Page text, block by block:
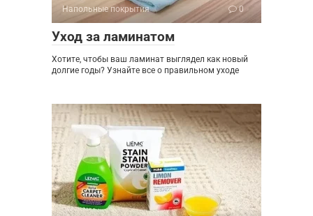
Напольные покрытия 0
Уход за ламинатом
Хотите, чтобы ваш ламинат выглядел как новый
долгие годы? Узнайте все о правильном уходе